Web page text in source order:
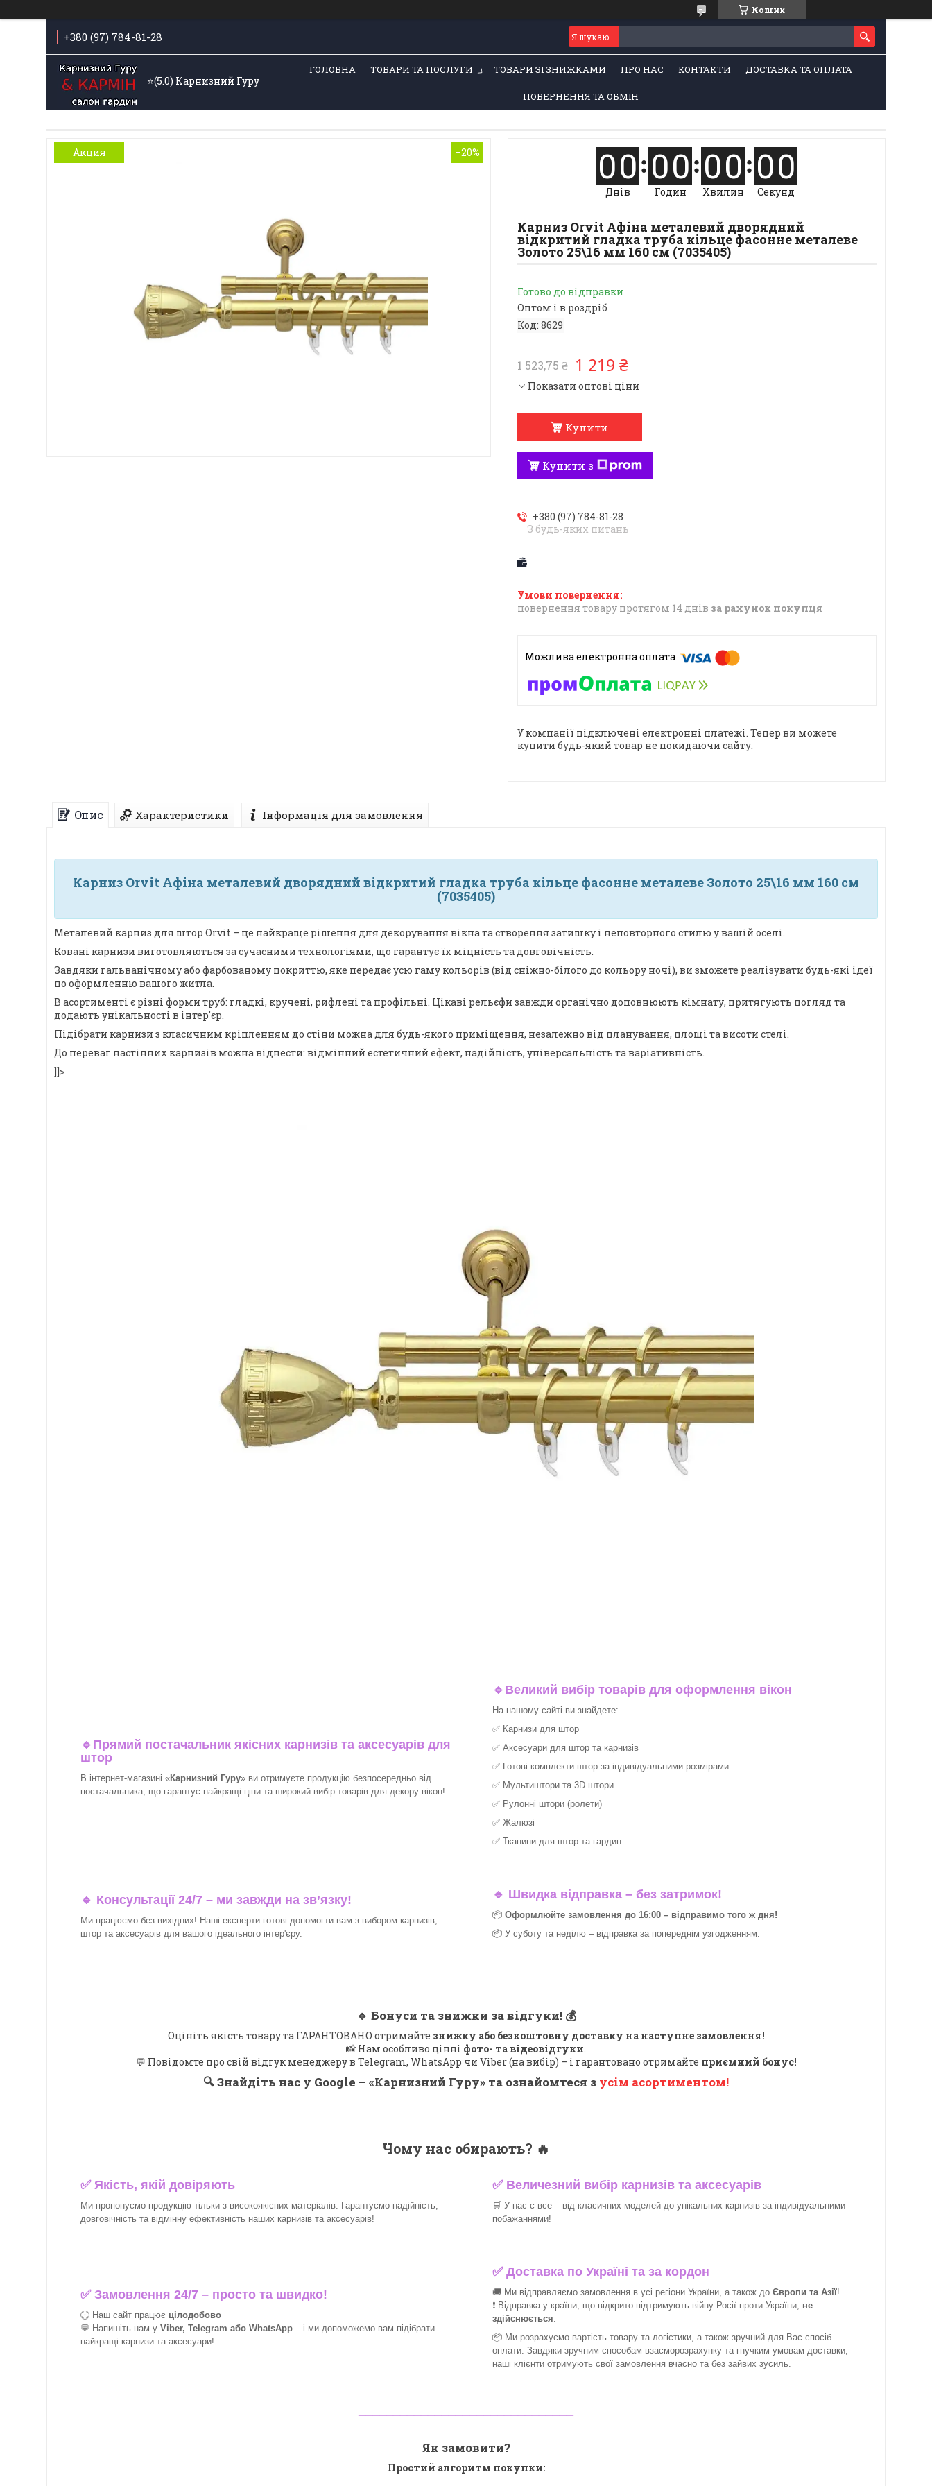
Кошик
+380 (97) 784-81-28
⭐️(5.0) Карнизний Гуру
ГОЛОВНА ТОВАРИ ТА ПОСЛУГИ ТОВАРИ ЗІ ЗНИЖКАМИ ПРО НАС КОНТАКТИ ДОСТАВКА ТА ОПЛАТА
ПОВЕРНЕННЯ ТА ОБМІН
Акция –20% 00
Днів
00
Годин
00
Хвилин
00
Секунд
Карниз Orvit Афіна металевий дворядний
відкритий гладка труба кільце фасонне металеве
Золото 25\16 мм 160 см (7035405)
Готово до відправки
Оптом і в роздріб
Код: 8629
1 523,75 ₴ 1 219 ₴
Показати оптові ціни
Купити
Купити з
+380 (97) 784-81-28
З будь-яких питань
повернення товару протягом 14 днів за рахунок покупця
У компанії підключені електронні платежі. Тепер ви можете
купити будь-який товар не покидаючи сайту.
Опис Характеристики Інформація для замовлення
Карниз Orvit Афіна металевий дворядний відкритий гладка труба кільце фасонне металеве Золото 25\16 мм 160 см
(7035405)
Металевий карниз для штор Orvit – це найкраще рішення для декорування вікна та створення затишку і неповторного стилю у вашій оселі.
Ковані карнизи виготовляються за сучасними технологіями, що гарантує їх міцність та довговічність.
Завдяки гальванічному або фарбованому покриттю, яке передає усю гаму кольорів (від сніжно-білого до кольору ночі), ви зможете реалізувати будь-які ідеї
по оформленню вашого житла.
В асортименті є різні форми труб: гладкі, кручені, рифлені та профільні. Цікаві рельєфи завжди органічно доповнюють кімнату, притягують погляд та
додають унікальності в інтер'єр.
Підібрати карнизи з класичним кріпленням до стіни можна для будь-якого приміщення, незалежно від планування, площі та висоти стелі.
До переваг настінних карнизів можна віднести: відмінний естетичний ефект, надійність, універсальність та варіативність.
]]>
🔹 Прямий постачальник якісних карнизів та аксесуарів для
штор
В інтернет-магазині «Карнизний Гуру» ви отримуєте продукцію безпосередньо від
постачальника, що гарантує найкращі ціни та широкий вибір товарів для декору вікон!​
🔹 Великий вибір товарів для оформлення вікон
На нашому сайті ви знайдете:
✅ Карнизи для штор
✅ Аксесуари для штор та карнизів
✅ Готові комплекти штор за індивідуальними розмірами
✅ Мультиштори та 3D штори
✅ Рулонні штори (ролети)
✅ Жалюзі
✅ Тканини для штор та гардин
🔹 Консультації 24/7 – ми завжди на зв’язку!
Ми працюємо без вихідних! Наші експерти готові допомогти вам з вибором карнизів,
штор та аксесуарів для вашого ідеального інтер'єру.​
🔹 Швидка відправка – без затримок!
📦 Оформлюйте замовлення до 16:00 – відправимо того ж дня!
📦 У суботу та неділю – відправка за попереднім узгодженням.
🔹 Бонуси та знижки за відгуки! 💰
Оцініть якість товару та ГАРАНТОВАНО отримайте знижку або безкоштовну доставку на наступне замовлення!
📸 Нам особливо цінні фото- та відеовідгуки.
💬 Повідомте про свій відгук менеджеру в Telegram, WhatsApp чи Viber (на вибір) – і гарантовано отримайте приємний бонус!
🔍Знайдіть нас у Google – «Карнизний Гуру» та ознайомтеся з усім асортиментом!
Чому нас обирають? 🔥
✅Якість, якій довіряють
Ми пропонуємо продукцію тільки з високоякісних матеріалів. Гарантуємо надійність,
довговічність та відмінну ефективність наших карнизів та аксесуарів!​
✅ Величезний вибір карнизів та аксесуарів
🛒 У нас є все – від класичних моделей до унікальних карнизів за індивідуальними
побажаннями!​
✅Замовлення 24/7 – просто та швидко!
🕘 Наш сайт працює цілодобово
💬 Напишіть нам у Viber, Telegram або WhatsApp – і ми допоможемо вам підібрати
найкращі карнизи та аксесуари!
✅Доставка по Україні та за кордон
🚚 Ми відправляємо замовлення в усі регіони України, а також до Європи та Азії!
❗ Відправка у країни, що відкрито підтримують війну Росії проти України, не
здійснюється.
📦 Ми розрахуємо вартість товару та логістики, а також зручний для Вас спосіб
оплати. Завдяки зручним способам взаєморозрахунку та гнучким умовам доставки,
наші клієнти отримують свої замовлення вчасно та без зайвих зусиль.
Як замовити?
Простий алгоритм покупки: